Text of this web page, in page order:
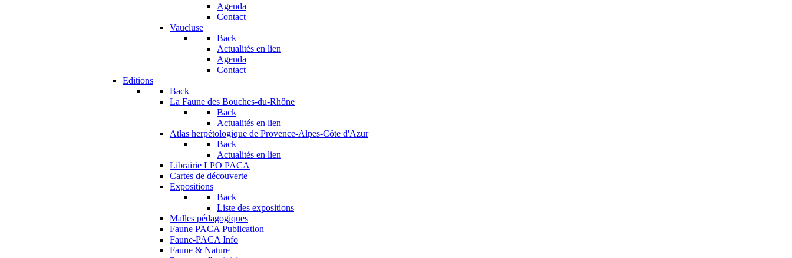
Agenda
Contact
Vaucluse
Back
Actualités en lien
Agenda
Contact
Editions
Back
La Faune des Bouches-du-Rhône
Back
Actualités en lien
Atlas herpétologique de Provence-Alpes-Côte d'Azur
Back
Actualités en lien
Librairie LPO PACA
Cartes de découverte
Expositions
Back
Liste des expositions
Malles pédagogiques
Faune PACA Publication
Faune-PACA Info
Faune & Nature